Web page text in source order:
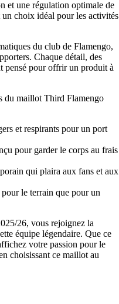
et une régulation optimale de
choix idéal pour les activités
du club de Flamengo,
Chaque détail, des
pensé pour offrir un produit à
du maillot Third Flamengo
et respirants pour un port
pour garder le corps au frais
qui plaira aux fans et aux
le terrain que pour un
26, vous rejoignez la
équipe légendaire. Que ce
votre passion pour le
choisissant ce maillot au